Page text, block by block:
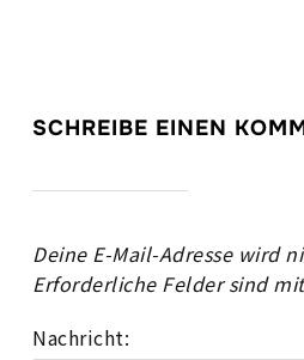
SCHREIBE EINEN
Deine E-Mail-Adresse wird
Erforderliche Felder sind
Nachricht: